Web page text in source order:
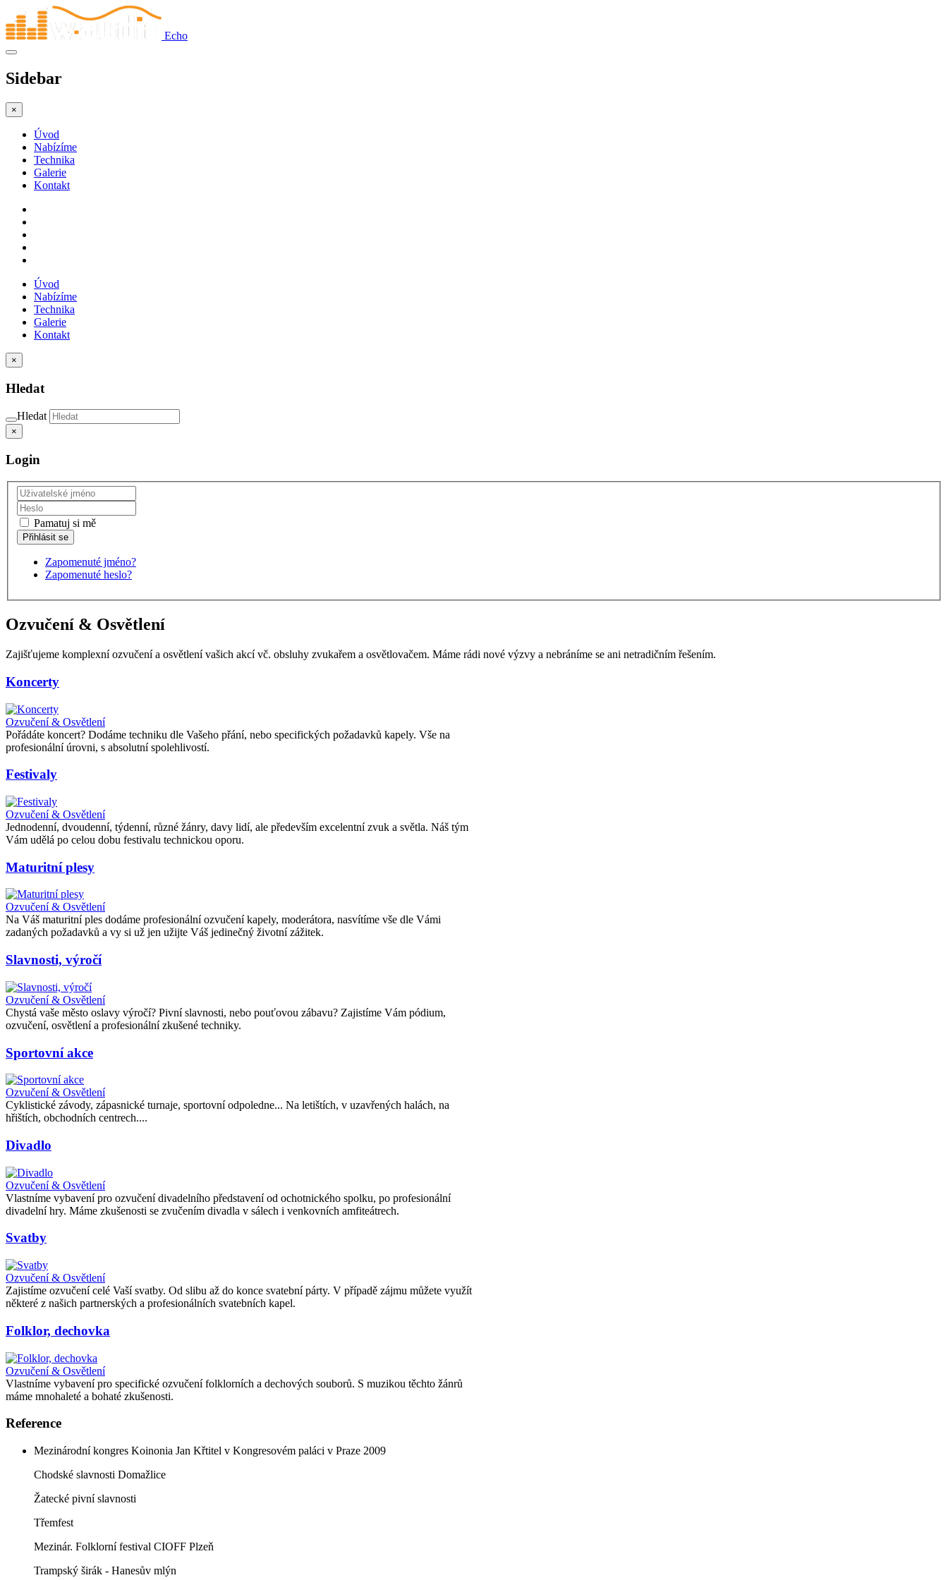
Echo
Sidebar
×
Úvod
Nabízíme
Technika
Galerie
Kontakt
Úvod
Nabízíme
Technika
Galerie
Kontakt
×
Hledat
Hledat
×
Login
Pamatuj si mě
Zapomenuté jméno?
Zapomenuté heslo?
Ozvučení & Osvětlení
Zajišťujeme komplexní ozvučení a osvětlení vašich akcí vč. obsluhy zvukařem a osvětlovačem. Máme rádi nové výzvy a nebráníme se ani netradičním řešením.
Koncerty
Ozvučení & Osvětlení
Pořádáte koncert? Dodáme techniku dle Vašeho přání, nebo specifických požadavků kapely. Vše na
profesionální úrovni, s absolutní spolehlivostí.
Festivaly
Ozvučení & Osvětlení
Jednodenní, dvoudenní, týdenní, různé žánry, davy lidí, ale především excelentní zvuk a světla. Náš tým
Vám udělá po celou dobu festivalu technickou oporu.
Maturitní plesy
Ozvučení & Osvětlení
Na Váš maturitní ples dodáme profesionální ozvučení kapely, moderátora, nasvítíme vše dle Vámi
zadaných požadavků a vy si už jen užijte Váš jedinečný životní zážitek.
Slavnosti, výročí
Ozvučení & Osvětlení
Chystá vaše město oslavy výročí? Pivní slavnosti, nebo pouťovou zábavu? Zajistíme Vám pódium,
ozvučení, osvětlení a profesionální zkušené techniky.
Sportovní akce
Ozvučení & Osvětlení
Cyklistické závody, zápasnické turnaje, sportovní odpoledne... Na letištích, v uzavřených halách, na
hřištích, obchodních centrech....
Divadlo
Ozvučení & Osvětlení
Vlastníme vybavení pro ozvučení divadelního představení od ochotnického spolku, po profesionální
divadelní hry. Máme zkušenosti se zvučením divadla v sálech i venkovních amfiteátrech.
Svatby
Ozvučení & Osvětlení
Zajistíme ozvučení celé Vaší svatby. Od slibu až do konce svatební párty. V případě zájmu můžete využít
některé z našich partnerských a profesionálních svatebních kapel.
Folklor, dechovka
Ozvučení & Osvětlení
Vlastníme vybavení pro specifické ozvučení folklorních a dechových souborů. S muzikou těchto žánrů
máme mnohaleté a bohaté zkušenosti.
Reference
Mezinárodní kongres Koinonia Jan Křtitel v Kongresovém paláci v Praze 2009
Chodské slavnosti Domažlice
Žatecké pivní slavnosti
Třemfest
Mezinár. Folklorní festival CIOFF Plzeň
Trampský širák - Hanesův mlýn